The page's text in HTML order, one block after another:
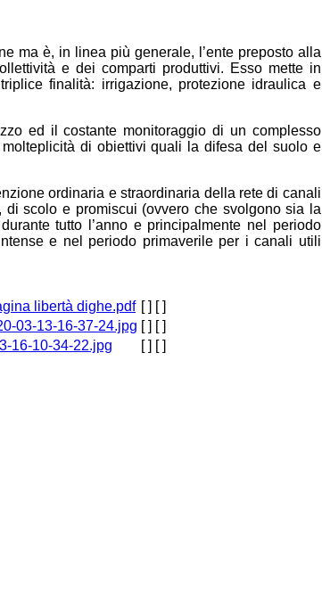
ma è, in linea più generale, l’ente preposto alla
e dei comparti produttivi. Esso mette in
finalità: irrigazione, protezione idraulica e
ed il costante monitoraggio di un complesso
di obiettivi quali la difesa del suolo e
ordinaria e straordinaria della rete di canali
scolo e promiscui (ovvero che svolgono sia la
tutto l’anno e principalmente nel periodo
e nel periodo primaverile per i canali utili
libertà dighe.pdf [ ] [ ]
03-13-16-37-24.jpg [ ] [ ]
16-10-34-22.jpg
[ ] [ ]